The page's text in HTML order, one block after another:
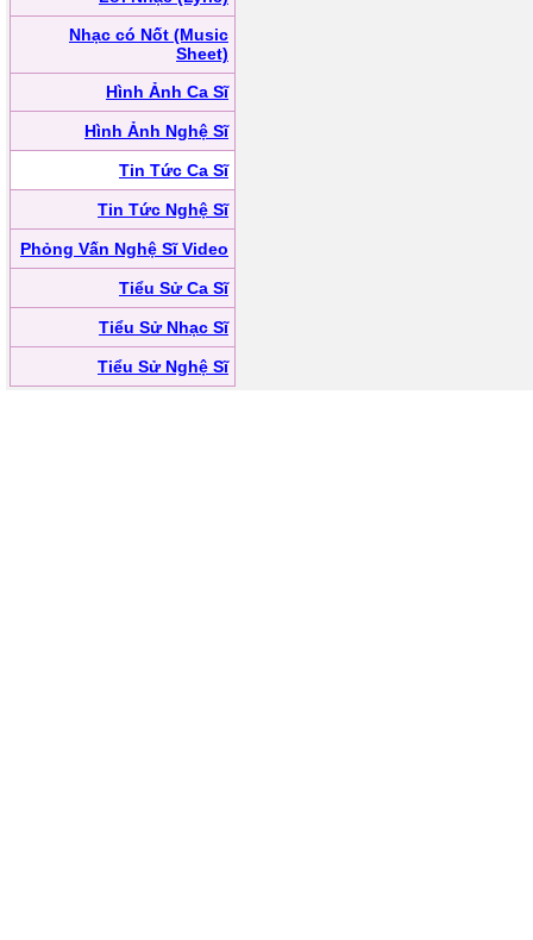
Nhạc có Nốt (Music
Sheet)
Hình Ảnh Ca Sĩ
Hình Ảnh Nghệ Sĩ
Tin Tức Ca Sĩ
Tin Tức Nghệ Sĩ
Phỏng Vấn Nghệ Sĩ Video
Tiểu Sử Ca Sĩ
Tiểu Sử Nhạc Sĩ
Tiểu Sử Nghệ Sĩ